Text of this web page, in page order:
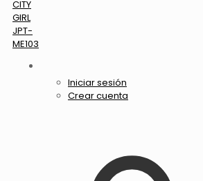
Iniciar sesión
Crear cuenta